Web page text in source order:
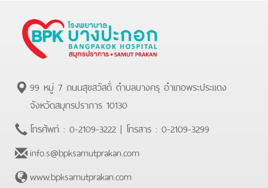
99 หมู่ 7 ถนนสุขสวัสดิ์ ตำบลบางครุ อำเภอพระประแดง
จังหวัดสมุทรปราการ 10130
โทรศัพท์ : 0-2109-3222 | โทรสาร : 0-2109-3299
info.s@bpksamutprakan.com
www.bpksamutprakan.com